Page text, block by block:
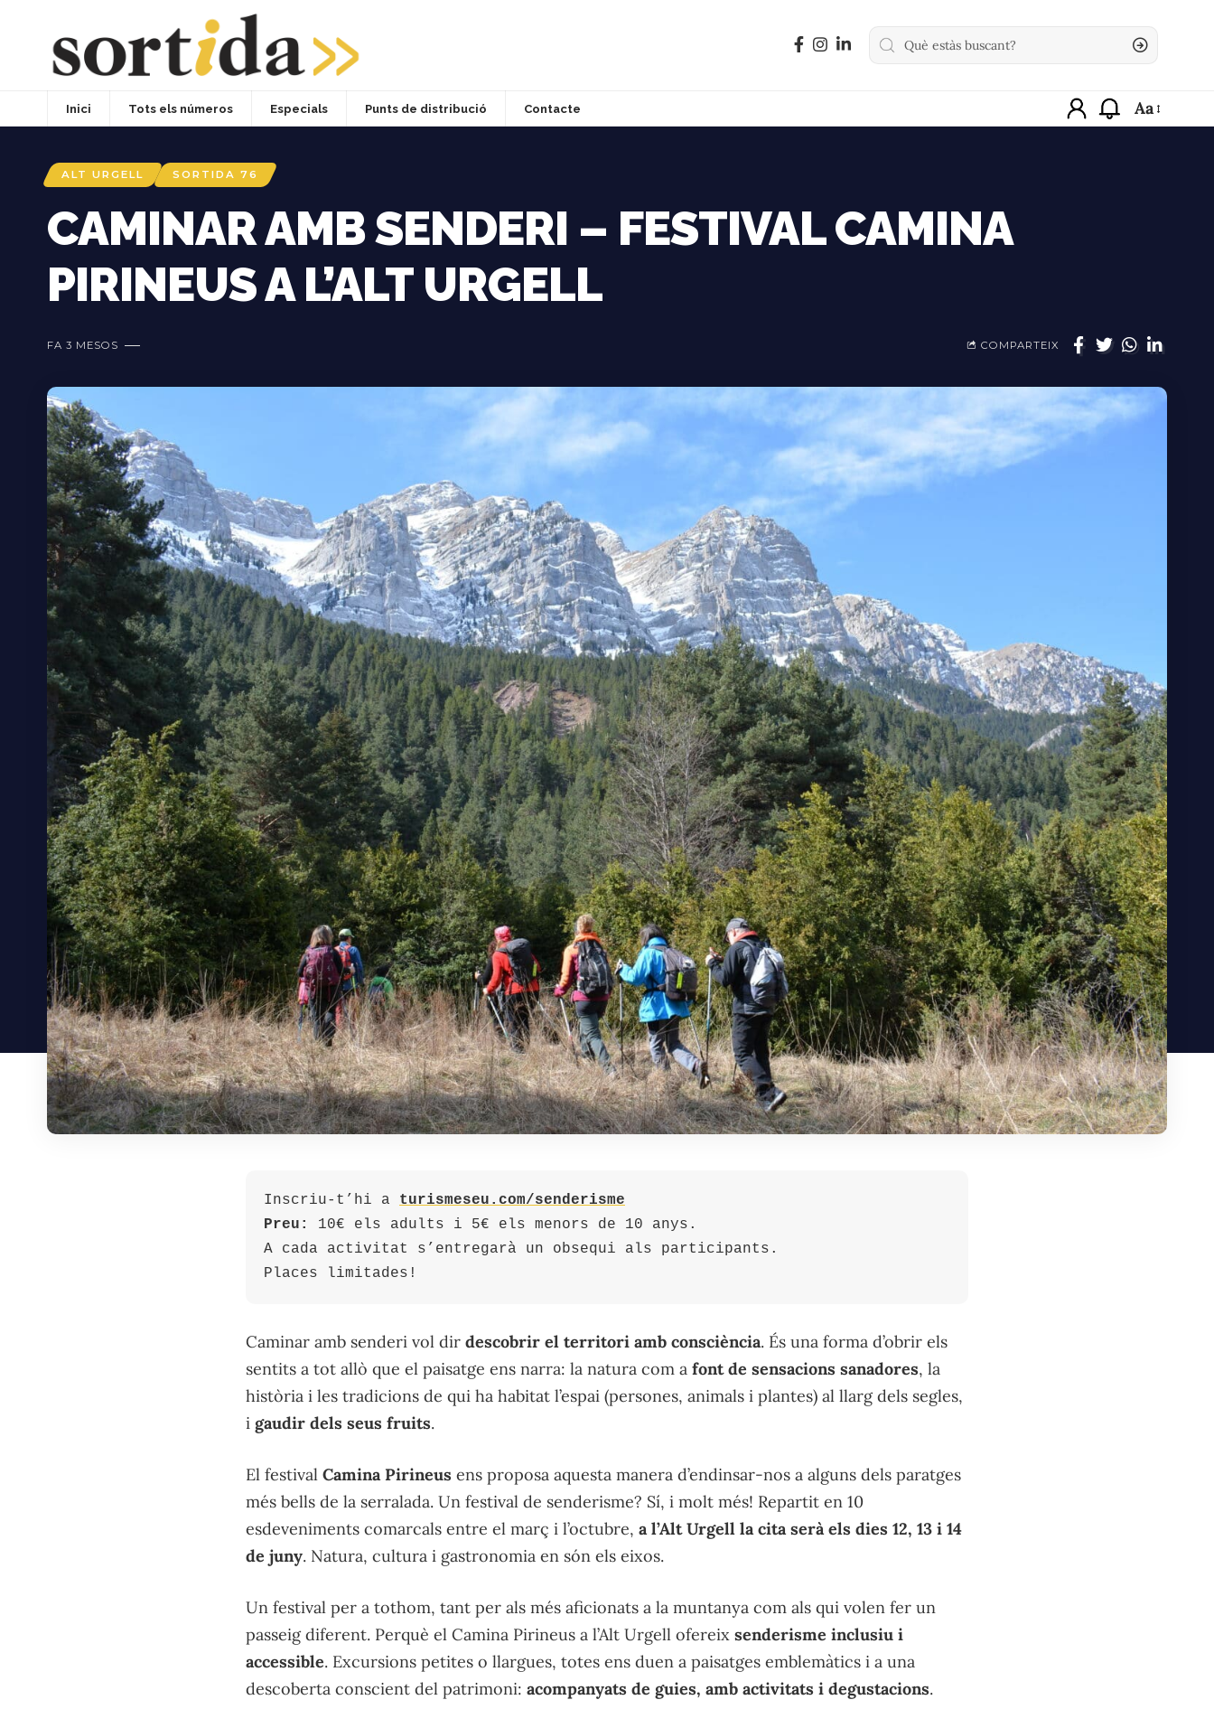
Inici Tots els números Especials Punts de distribució Contacte Aa
ALT URGELL SORTIDA 76
CAMINAR AMB SENDERI – FESTIVAL CAMINA
PIRINEUS A L’ALT URGELL
FA 3 MESOS COMPARTEIX
Inscriu-t’hi a turismeseu.com/senderisme
Preu:
10€ els adults i 5€ els menors de 10 anys.
A cada activitat s’entregarà un obsequi als participants.
Places limitades!
Caminar amb senderi vol dir descobrir el territori amb consciència. És una forma d’obrir els
sentits a tot allò que el paisatge ens narra: la natura com a font de sensacions sanadores, la
història i les tradicions de qui ha habitat l’espai (persones, animals i plantes) al llarg dels segles,
i gaudir dels seus fruits.
El festival Camina Pirineus ens proposa aquesta manera d’endinsar-nos a alguns dels paratges
més bells de la serralada. Un festival de senderisme? Sí, i molt més! Repartit en 10
esdeveniments comarcals entre el març i l’octubre, a l’Alt Urgell la cita serà els dies 12, 13 i 14
de juny. Natura, cultura i gastronomia en són els eixos.
Un festival per a tothom, tant per als més aficionats a la muntanya com als qui volen fer un
passeig diferent. Perquè el Camina Pirineus a l’Alt Urgell ofereix senderisme inclusiu i
accessible. Excursions petites o llargues, totes ens duen a paisatges emblemàtics i a una
descoberta conscient del patrimoni: acompanyats de guies, amb activitats i degustacions.